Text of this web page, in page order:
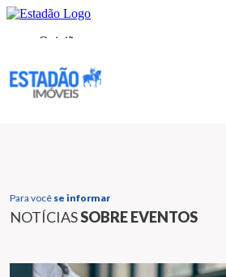
Para você se informar
NOTÍCIASSOBRE EVENTOS